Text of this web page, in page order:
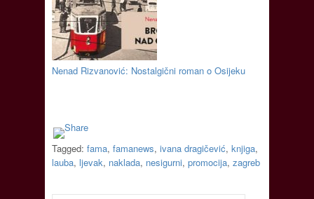
Nenad Rizvanović: Nostalgični roman o Osijeku
Tagged: fama, famanews, ivana dragičević, knjiga,
lauba, ljevak, naklada, nesigurni, promocija, zagreb